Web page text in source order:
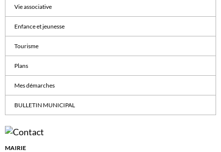
Vie associative
Enfance et jeunesse
Tourisme
Plans
Mes démarches
BULLETIN MUNICIPAL
MAIRIE